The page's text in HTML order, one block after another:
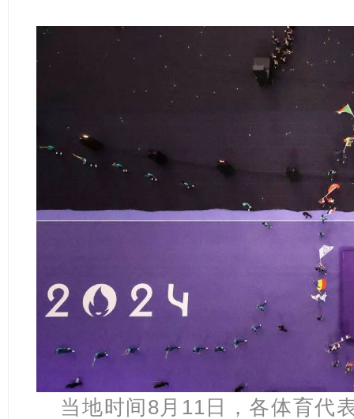
当地时间8月11日，各体育代